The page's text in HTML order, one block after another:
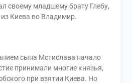
своему младшему брату Глебу,
Киева во Владимир.
сына Мстислава начало
принимали многие князья,
при взятии Киева. Но